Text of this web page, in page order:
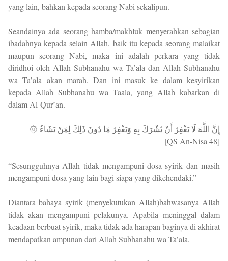
yang lain, bahkan kepada seorang Nabi sekalipun.
Seandainya ada seorang hamba/makhluk menyerahkan sebagian
ibadahnya kepada selain Allah, baik itu kepada seorang malaikat
maupun seorang Nabi, maka ini adalah perkara yang tidak
diridhoi oleh Allah Subhanahu wa Ta’ala dan Allah Subhanahu
wa Ta’ala akan marah. Dan ini masuk ke dalam kesyirikan
kepada Allah Subhanahu wa Taala, yang Allah kabarkan di
dalam Al-Qur’an.
۞ إِنَّ اللَّهَ لَا يَغْفِرُ أَنْ يُشْرَكَ بِهِ وَيَغْفِرُ مَا دُونَ ذَلِكَ لِمَنْ يَشَاءُ
[QS An-Nisa 48]
“Sesungguhnya Allah tidak mengampuni dosa syirik dan masih
mengampuni dosa yang lain bagi siapa yang dikehendaki.”
Diantara bahaya syirik (menyekutukan Allah)bahwasanya Allah
tidak akan mengampuni pelakunya. Apabila meninggal dalam
keadaan berbuat syirik, maka tidak ada harapan baginya di akhirat
mendapatkan ampunan dari Allah Subhanahu wa Ta’ala.